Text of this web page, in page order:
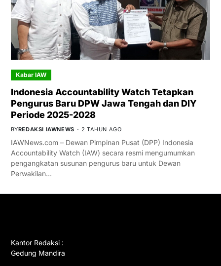
Kabar IAW
Indonesia Accountability Watch Tetapkan
Pengurus Baru DPW Jawa Tengah dan DIY
Periode 2025-2028
BYREDAKSI IAWNEWS 2 TAHUN AGO
IAWNews.com – Dewan Pimpinan Pusat (DPP) Indonesia
Accountability Watch (IAW) secara resmi mengumumkan
pengangkatan susunan pengurus baru untuk Dewan
Perwakilan…
Kantor Redaksi :
Gedung Mandira